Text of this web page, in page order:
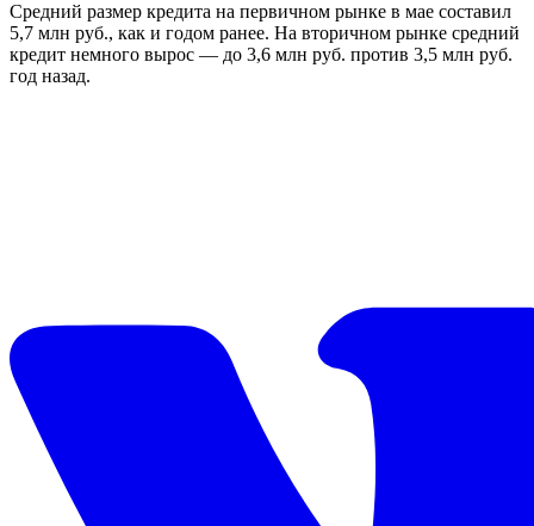
Средний размер кредита на первичном рынке в мае составил
5,7 млн руб., как и годом ранее. На вторичном рынке средний
кредит немного вырос — до 3,6 млн руб. против 3,5 млн руб.
год назад.